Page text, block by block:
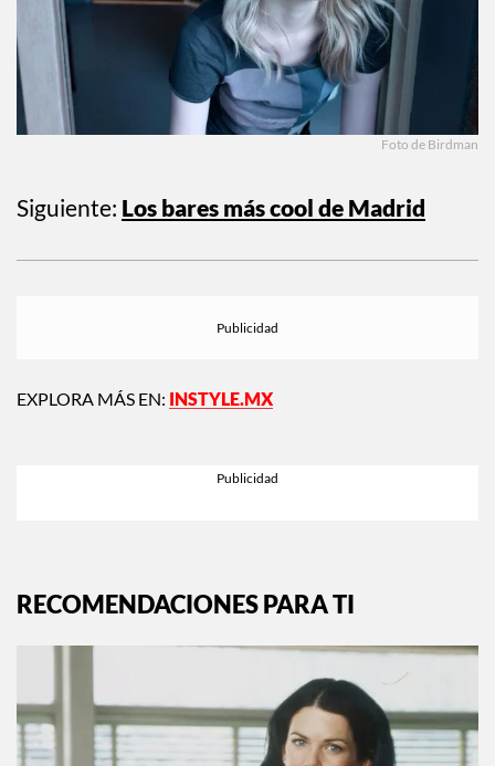
Foto de Birdman
Siguiente: Los bares más cool de Madrid
EXPLORA MÁS EN: INSTYLE.MX
RECOMENDACIONES PARA TI